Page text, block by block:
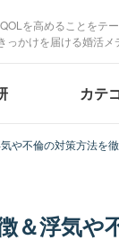
を高めることをテー
かけを届ける婚活メ
カテ
や不倫の対策方法を徹
＆浮気や